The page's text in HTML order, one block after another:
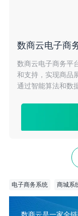
数商云电子商
数商云电子商务平
和支持，实现商品
通过智能算法和数
电子商务系统 商城系